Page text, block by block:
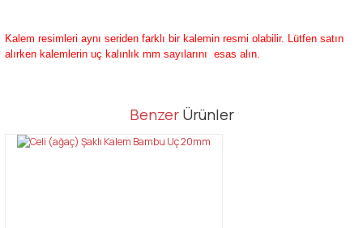
Kalem resimleri aynı seriden farklı bir kalemin resmi olabilir. Lütfen satın
alırken kalemlerin uç kalınlık mm sayılarını esas alın.
Bu ürüne ilk yorumu siz yapın!
Bu ürünün fiyat bilgisi, resim, ürün açıklamalarında ve diğer
tarafımıza iletebilirsiniz.
Benzer Ürünler